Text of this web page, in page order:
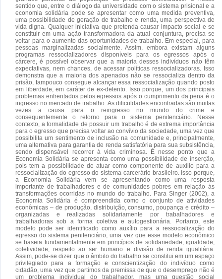
sentido que, entre o diálogo da universidade com o sistema prisional e a
economia solidária pode se apresentar como uma medida preventiva,
uma possibilidade de geração de trabalho e renda, uma perspectiva de
vida digna. Qualquer iniciativa que pretenda causar impacto social e se
constituir em uma ação transformadora da atual conjuntura, precisa se
voltar para o aumento das oportunidades de trabalho. Em especial, para
pessoas marginalizadas socialmente. Assim, embora existam alguns
programas ressocializadores disponíveis para os egressos após o
cárcere, é possível observar que a maioria desses indivíduos não têm
expectativas, nem chances, de acessar políticas ressocializadoras. Isso
demonstra que a maioria dos apenados não se ressocializa dentro da
prisão, tampouco consegue alcançar essa ressocialização quando posto
em liberdade, em caráter de ex-detento. Isso porque, um dos principais
problemas enfrentados pelos egressos após o cumprimento da pena é o
ingresso no mercado de trabalho. As dificuldades encontradas são muitas
vezes a causa para o reingresso no mundo do crime e
consequentemente o retorno para o sistema penitenciário. Nesse
contexto, a formalidade de possuir um trabalho é de extrema importância
para o egresso que precisa voltar ao convívio da sociedade, uma vez que
possibilita um sentimento de inclusão na comunidade e, principalmente,
uma alternativa para garantia de renda satisfatória para sua subsistência,
sendo dispensável recorrer à vida criminosa. É nesse ponto que a
Economia Solidária se apresenta como uma possibilidade de inserção,
pois tem a possibilidade de atuar como componente de auxílio para a
ressocialização do egresso do sistema carcerário brasileiro. Isso porque,
a Economia Solidária vem se apresentando como uma resposta
importante de trabalhadores e de comunidades pobres em relação às
transformações ocorridas no mundo do trabalho. Para Singer (2002), a
Economia Solidária é compreendida como o conjunto de atividades
econômicas – de produção, distribuição, consumo, poupança e crédito –
organizadas e realizadas solidariamente por trabalhadores e
trabalhadoras sob a forma coletiva e autogestionária. Portanto, este
modelo pode ser identificado como auxílio para a ressocialização do
egresso do sistema penitenciário, uma vez que esse modelo econômico
se baseia fundamentalmente em princípios de solidariedade, igualdade,
coletividade, respeito ao ser humano e divisão de renda igualitária.
Assim, pode-se dizer que o âmbito do trabalho se constitui em um espaço
privilegiado para a formação e conscientização do indivíduo como
cidadão, uma vez que partimos da premissa de que o desemprego não é
um problema individual do trabalhador, mas uma questão social